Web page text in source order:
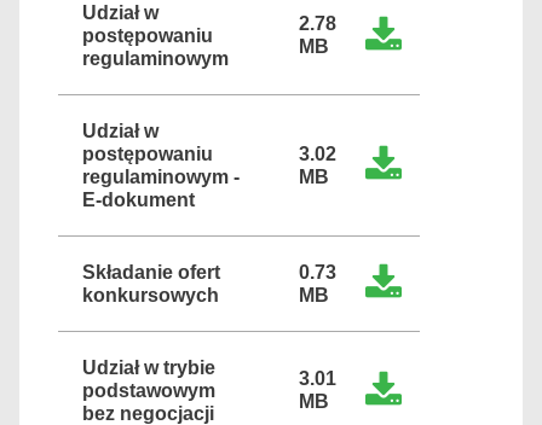
Udział w
postępowaniu
regulaminowym
2.78
MB
Udział w
postępowaniu
regulaminowym -
E-dokument
3.02
MB
Składanie ofert
konkursowych
0.73
MB
Udział w trybie
podstawowym
bez negocjacji
3.01
MB